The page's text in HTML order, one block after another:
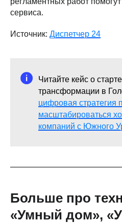
сервиса.
Источник: Диспетчер 24
Читайте кейс о
трансформации в
цифровая стратегия
масштабироваться
компаний с Южного
Больше про
«Умный дом»,